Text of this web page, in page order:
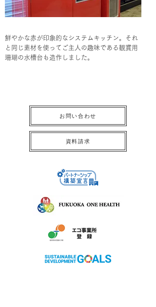
鮮やかな赤が印象的なシステムキッチン。それ
と同じ素材を使ってご主人の趣味である観賞用
珊瑚の水槽台も造作しました。
お問い合わせ
資料請求